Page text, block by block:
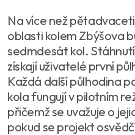
Na více než
oblasti kolem Zbýšova
sedmdesát kol.
získají uživatelé první
Každá další půlhodina
kola fungují v pilotním
přičemž se uvažuje o
pokud se projekt